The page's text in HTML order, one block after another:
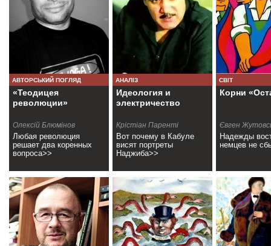
АВТОРСЬКИЙ ПОГЛЯД
«Теодицея
революции»
Олексій Блюмінов
Любая революция
решает два коренных
вопроса>>
АНАЛІЗ
Идеология и
электричество
Крістіан Паренті
Вот почему в Кабуле
висят портреты
Наджиба>>
СВІТ
Корни
Євген
Надежды
немцев не